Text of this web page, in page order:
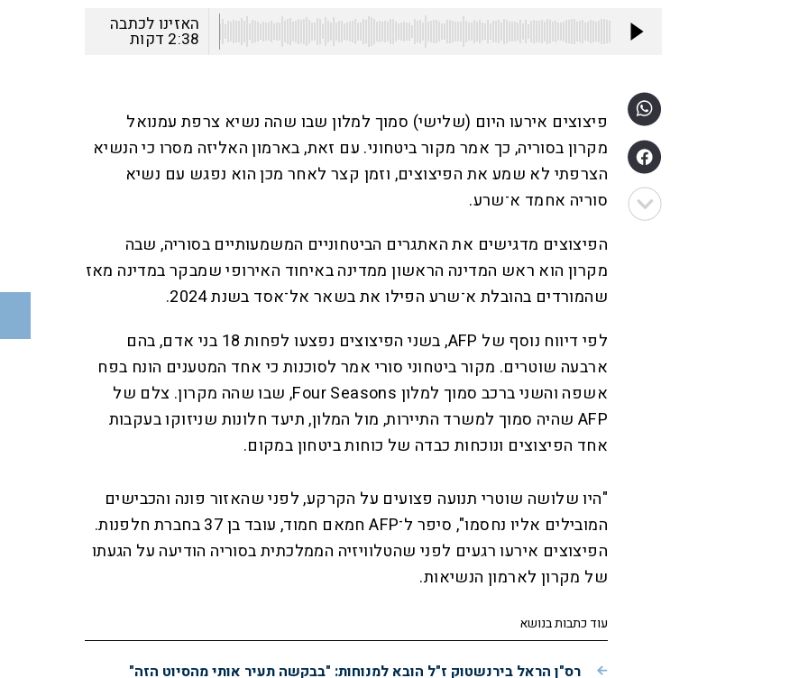
האזינו לכתבה
2:38 דקות
פיצוצים אירעו היום (שלישי) סמוך למלון שבו שהה נשיא צרפת עמנואל
מקרון בסוריה, כך אמר מקור ביטחוני. עם זאת, בארמון האליזה מסרו כי הנשיא
הצרפתי לא שמע את הפיצוצים, וזמן קצר לאחר מכן הוא נפגש עם נשיא
סוריה אחמד א־שרע.
הפיצוצים מדגישים את האתגרים הביטחוניים המשמעותיים בסוריה, שבה
מקרון הוא ראש המדינה הראשון ממדינה באיחוד האירופי שמבקר במדינה מאז
שהמורדים בהובלת א־שרע הפילו את בשאר אל־אסד בשנת 2024.
לפי דיווח נוסף של AFP, בשני הפיצוצים נפצעו לפחות 18 בני אדם, בהם
ארבעה שוטרים. מקור ביטחוני סורי אמר לסוכנות כי אחד המטענים הונח בפח
אשפה והשני ברכב סמוך למלון Four Seasons, שבו שהה מקרון. צלם של
AFP שהיה סמוך למשרד התיירות, מול המלון, תיעד חלונות שניזוקו בעקבות
אחד הפיצוצים ונוכחות כבדה של כוחות ביטחון במקום.
"היו שלושה שוטרי תנועה פצועים על הקרקע, לפני שהאזור פונה והכבישים
המובילים אליו נחסמו", סיפר ל־AFP חמאם חמוד, עובד בן 37 בחברת חלפנות.
הפיצוצים אירעו רגעים לפני שהטלוויזיה הממלכתית בסוריה הודיעה על הגעתו
של מקרון לארמון הנשיאות.
עוד כתבות בנושא
רס"ן הראל בירנשטוק ז"ל הובא למנוחות: "בבקשה תעיר אותי מהסיוט הזה"